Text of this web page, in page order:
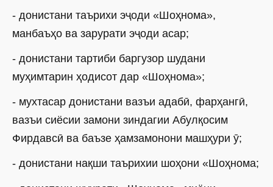
- донистани таърихи эҷоди «Шоҳнома»,
манбаъҳо ва зарурати эҷоди асар;
- донистани тартиби баргузор шудани
муҳимтарин ҳодисот дар «Шоҳнома»;
- мухтасар донистани вазъи адабӣ, фарҳангӣ,
вазъи сиёсии замони зиндагии Абулқосим
Фирдавсӣ ва баъзе ҳамзамонони машҳури ӯ;
- донистани нақши таърихии шоҳони «Шоҳнома;